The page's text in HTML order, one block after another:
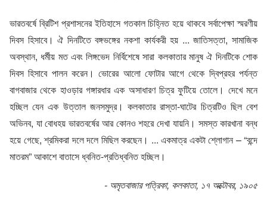
ভারতবর্ষে ব্রিটিশ প্রশাসনের ইতিহাসে গতকাল চিহ্নিত হয়ে থাকবে সর্বাপেক্ষা স্মরণীয়
দিবস হিসাবে। ঐ দিনটিতে বঙ্গভঙ্গের নকশা কার্যকরী হয় ... জাতিসত্তা, সামাজিক
অবস্থান, ধর্মীয় মত এবং লিঙ্গভেদ নির্বিশেষে সারা কলকাতার মানুষ ঐ দিনটিকে শোক
দিবস হিসাবে পালন করেন। ভোরের আলো ফোটার আগে থেকে দ্বিপ্রহর পর্যন্ত
বাগবাজার থেকে হাওড়ার গঙ্গারধার এক অসাধারণ চিত্র ফুটিয়ে তোলে। দেখে মনে
হচ্ছিল যেন এক উত্তাল জনসমুদ্র। কলকাতার রাস্তা-ঘাটের চিত্রটিও ছিল বেশ
অভিনব, যা বোধহয় ভারতবর্ষের আর কোনও শহরে দেখা যায়নি। সমস্ত কারখানা বন্ধ
হয়ে গেছে, শ্রমিকরা দলে দলে মিছিল করছেন। ... একমাত্র একটা শ্লোগান – “বন্দে
মাতরম” আকাশে বাতাসে ধ্বনিত-প্রতিধ্বনিত হচ্ছিল।
- অমৃতবাজার পত্রিকা, কলকাতা, ১৭ অক্টোবর, ১৯০৫